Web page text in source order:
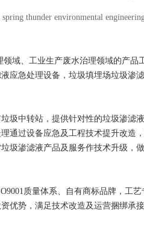
spring thunder environmental
域、工业生产废水治理领域的产
应急处理设备，垃圾填埋场垃圾渗
圾中转站，提供针对性的垃圾渗滤
通过设备应急及工程技术提升改造
圾渗滤液产品及服务作技术升级，
质量体系、自有商标品牌，工
优势，满足技术改造及运营捆绑承